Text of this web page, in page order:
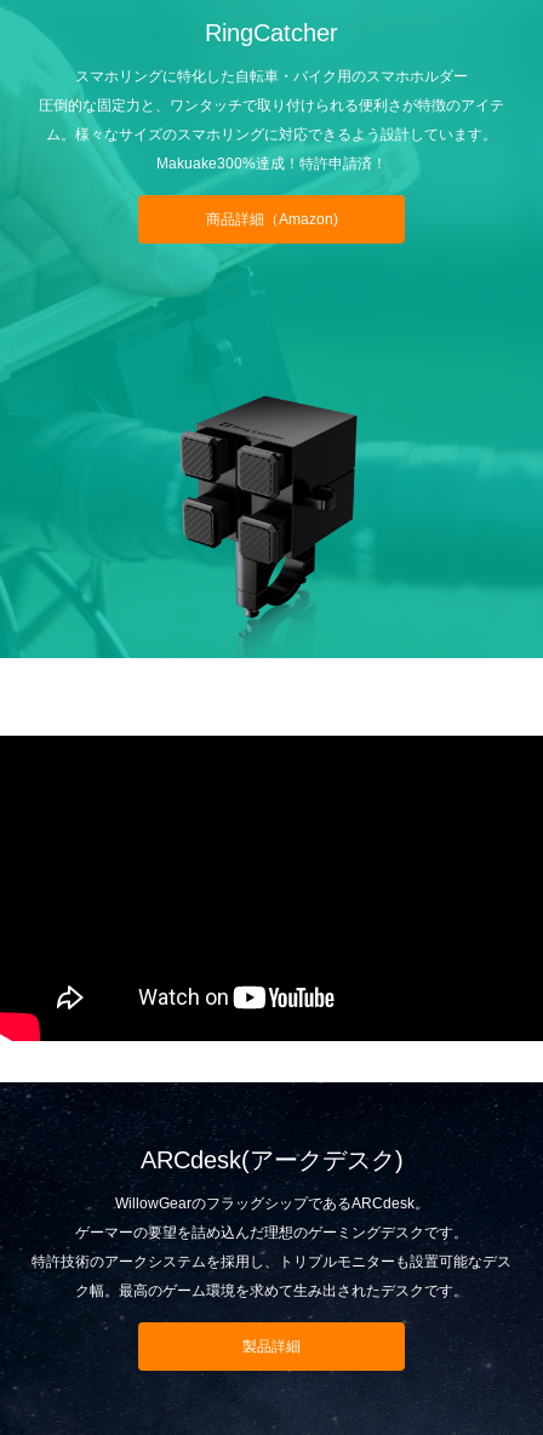
RingCatcher
スマホリングに特化した自転車・バイク用のスマホホルダー
圧倒的な固定力と、ワンタッチで取り付けられる便利さが特徴のアイテ
ム。様々なサイズのスマホリングに対応できるよう設計しています。
Makuake300%達成！特許申請済！
商品詳細（Amazon)
ARCdesk(アークデスク)
WillowGearのフラッグシップであるARCdesk。
ゲーマーの要望を詰め込んだ理想のゲーミングデスクです。
特許技術のアークシステムを採用し、トリプルモニターも設置可能なデス
ク幅。最高のゲーム環境を求めて生み出されたデスクです。
製品詳細